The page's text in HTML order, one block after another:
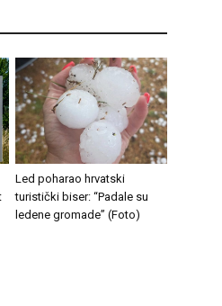
Led poharao hrvatski
turistički biser: “Padale su
ledene gromade” (Foto)